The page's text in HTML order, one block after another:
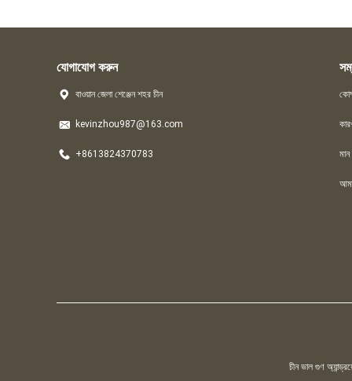
যোগাযোগ করুন
বাওয়ান জেলা শেঞ্জেন শহর চীন
kevinzhou987@163.com
+8613824370783 মান
চীন ভাল গুণ